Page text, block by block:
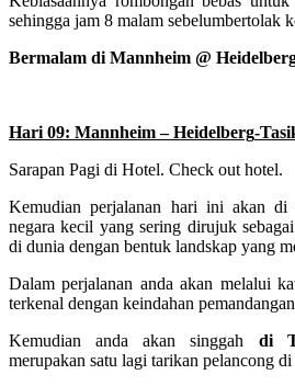
sehingga jam 8 malam sebelumbertolak
Bermalam di Mannheim @
Hari 09: Mannheim – Heidelberg-
Sarapan Pagi di Hotel. Check out hotel.
Kemudian perjalanan hari ini akan di
negara kecil yang sering dirujuk
di dunia dengan bentuk landskap yang
Dalam perjalanan anda akan melalui
terkenal dengan keindahan
Kemudian anda akan singgah di
merupakan satu lagi tarikan pelancong